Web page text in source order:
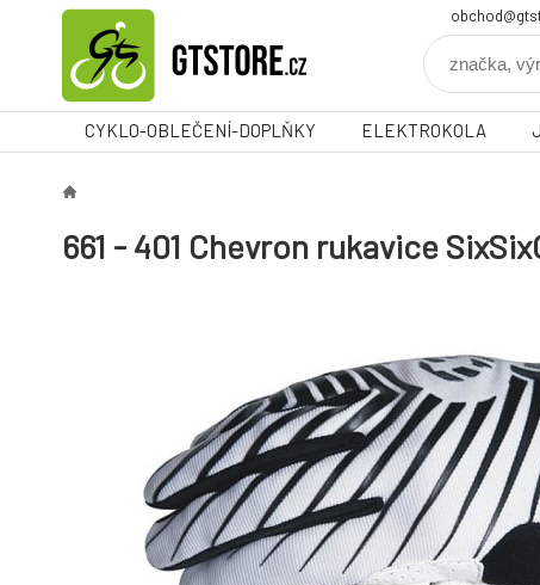
CYKLO-OBLEČENÍ-DOPLŇKY ELEKTROKOLA
661 - 401 Chevron rukavice